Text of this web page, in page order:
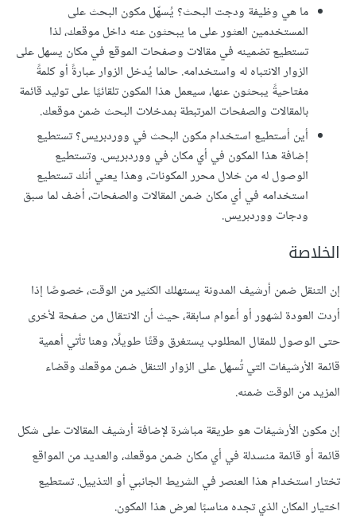
ما هي وظيفة ودجت البحث؟ يُسهّل مكون البحث على
المستخدمين العثور على ما يبحثون عنه داخل موقعك، لذا
تستطيع تضمينه في مقالات وصفحات الموقع في مكان يسهل على
الزوار الانتباه له واستخدامه. حالما يُدخل الزوار عبارةً أو كلمةً
مفتاحيةً يبحثون عنها، سيعمل هذا المكون تلقائيًا على توليد قائمة
بالمقالات والصفحات المرتبطة بمدخلات البحث ضمن موقعك.
أين أستطيع استخدام مكون البحث في ووردبريس؟ تستطيع
إضافة هذا المكون في أي مكان في ووردبريس. وتستطيع
الوصول له من خلال محرر المكونات، وهذا يعني أنك تستطيع
استخدامه في أي مكان ضمن المقالات والصفحات، أضف لما سبق
ودجات ووردبريس.
الخلاصة
إن التنقل ضمن أرشيف المدونة يستهلك الكثير من الوقت، خصوصًا إذا
أردت العودة لشهور أو أعوام سابقة، حيث أن الانتقال من صفحة لأخرى
حتى الوصول للمقال المطلوب يستغرق وقتًا طويلًا، وهنا تأتي أهمية
قائمة الأرشيفات التي تُسهل على الزوار التنقل ضمن موقعك وقضاء
المزيد من الوقت ضمنه.
إن مكون الأرشيفات هو طريقة مباشرة لإضافة أرشيف المقالات على شكل
قائمة أو قائمة منسدلة في أي مكان ضمن موقعك، والعديد من المواقع
تختار استخدام هذا العنصر في الشريط الجانبي أو التذييل. تستطيع
اختيار المكان الذي تجده مناسبًا لعرض هذا المكون.